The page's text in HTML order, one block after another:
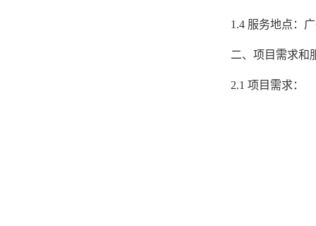
1.4 服务地点：
二、项目需求和
2.1 项目需求：